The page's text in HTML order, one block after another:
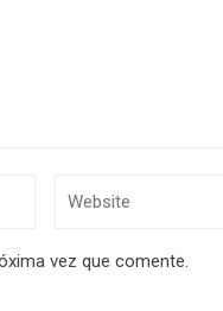
vez que comente.